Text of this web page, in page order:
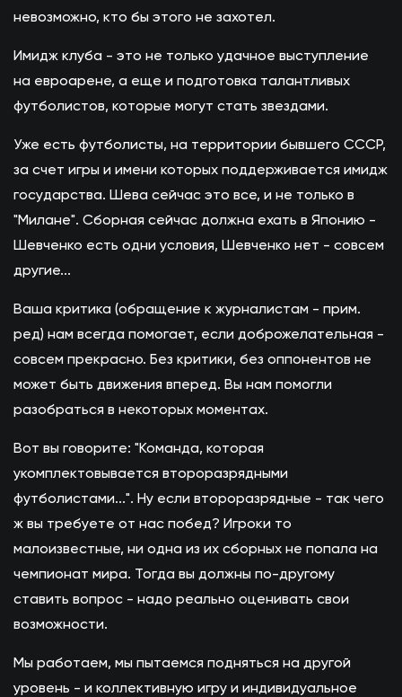
невозможно, кто бы этого не захотел.
Имидж клуба - это не только удачное выступление
на евроарене, а еще и подготовка талантливых
футболистов, которые могут стать звездами.
Уже есть футболисты, на территории бывшего СССР,
за счет игры и имени которых поддерживается имидж
государства. Шева сейчас это все, и не только в
"Милане". Сборная сейчас должна ехать в Японию -
Шевченко есть одни условия, Шевченко нет - совсем
другие...
Ваша критика (обращение к журналистам - прим.
ред) нам всегда помогает, если доброжелательная -
совсем прекрасно. Без критики, без оппонентов не
может быть движения вперед. Вы нам помогли
разобраться в некоторых моментах.
Вот вы говорите: "Команда, которая
укомплектовывается второразрядными
футболистами...". Ну если второразрядные - так чего
ж вы требуете от нас побед? Игроки то
малоизвестные, ни одна из их сборных не попала на
чемпионат мира. Тогда вы должны по-другому
ставить вопрос - надо реально оценивать свои
возможности.
Мы работаем, мы пытаемся подняться на другой
уровень - и коллективную игру и индивидуальное